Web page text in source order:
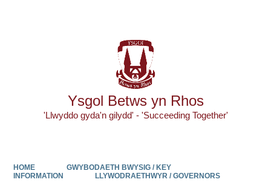
Ysgol Betws yn Rhos
'Llwyddo gyda'n gilydd' - 'Succeeding Together'
HOME
GWYBODAETH BWYSIG / KEY
INFORMATION
LLYWODRAETHWYR / GOVERNORS